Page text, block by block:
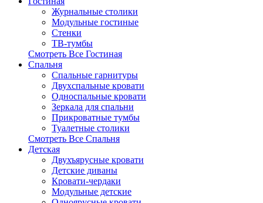
Журнальные столики
Модульные гостиные
Стенки
ТВ-тумбы
Смотреть Все Гостиная
Спальня
Спальные гарнитуры
Двухспальные кровати
Односпальные кровати
Зеркала для спальни
Прикроватные тумбы
Туалетные столики
Смотреть Все Спальня
Детская
Двухъярусные кровати
Детские диваны
Кровати-чердаки
Модульные детские